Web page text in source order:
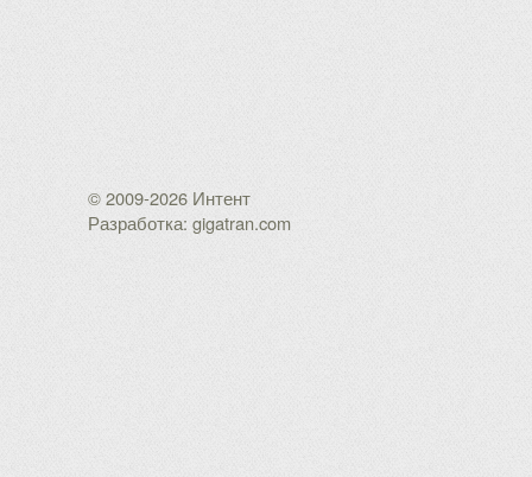
© 2009-2026 Интент
Разработка: gigatran.com